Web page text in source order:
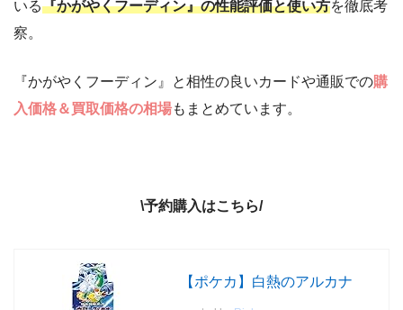
いる『かがやくフーディン』の性能評価と使い方を徹底考
察。
『かがやくフーディン』と相性の良いカードや通販での購
入価格＆買取価格の相場もまとめています。
\予約購入はこちら/
【ポケカ】白熱のアルカナ